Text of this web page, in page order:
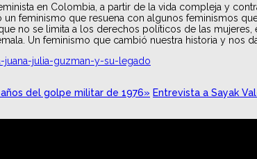
en Colombia, a partir de la vida compleja y
feminismo que resuena con algunos feminismos
no se limita a los derechos políticos de las
Un feminismo que cambió nuestra historia y nos
julia-guzman-y-su-legado
del golpe militar de 1976» Entrevista a Sayak